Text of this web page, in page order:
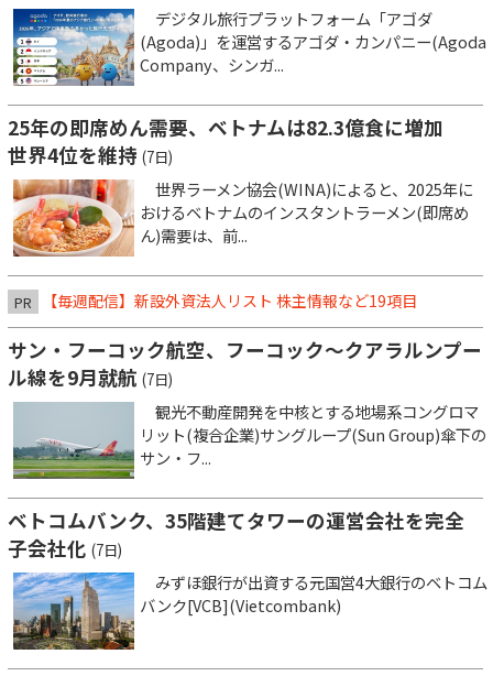
デジタル旅行プラットフォーム「アゴダ
(Agoda)」を運営するアゴダ・カンパニー(Agoda
Company、シンガ...
25年の即席めん需要、ベトナムは82.3億食に増加
世界4位を維持 (7日)
世界ラーメン協会(WINA)によると、2025年に
おけるベトナムのインスタントラーメン(即席め
ん)需要は、前...
PR 【毎週配信】新設外資法人リスト 株主情報など19項目
サン・フーコック航空、フーコック～クアラルンプー
ル線を9月就航 (7日)
観光不動産開発を中核とする地場系コングロマ
リット(複合企業)サングループ(Sun Group)傘下の
サン・フ...
ベトコムバンク、35階建てタワーの運営会社を完全
子会社化 (7日)
みずほ銀行が出資する元国営4大銀行のベトコム
バンク[VCB](Vietcombank)